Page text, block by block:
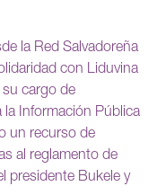
la Red Salvadoreña
con Liduvina
cargo de
Información Pública
un recurso de
al reglamento de
presidente Bukele y